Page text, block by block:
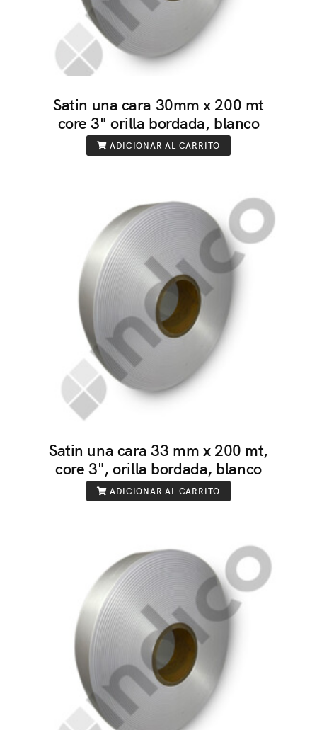
Satin una cara 30mm x 200 mt
core 3" orilla bordada, blanco
ADICIONAR AL CARRITO
Satin una cara 33 mm x 200 mt,
core 3", orilla bordada, blanco
ADICIONAR AL CARRITO